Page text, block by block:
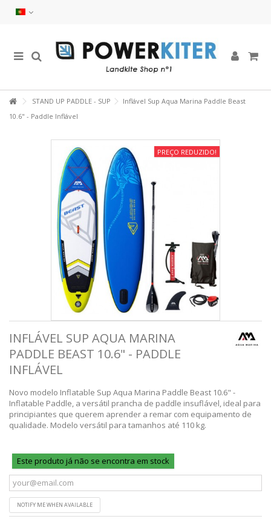
STAND UP PADDLE - SUP
Inflável Sup Aqua Marina Paddle Beast
10.6" - Paddle Inflável
PREÇO REDUZIDO!
INFLÁVEL SUP AQUA MARINA
PADDLE BEAST 10.6" - PADDLE
INFLÁVEL
Novo modelo Inflatable Sup Aqua Marina Paddle Beast 10.6" -
Inflatable Paddle, a versátil prancha de paddle insuflável, ideal para
principiantes que querem aprender a remar com equipamento de
qualidade. Modelo versátil para tamanhos até 110 kg.
Este produto já não se encontra em stock
NOTIFY ME WHEN AVAILABLE